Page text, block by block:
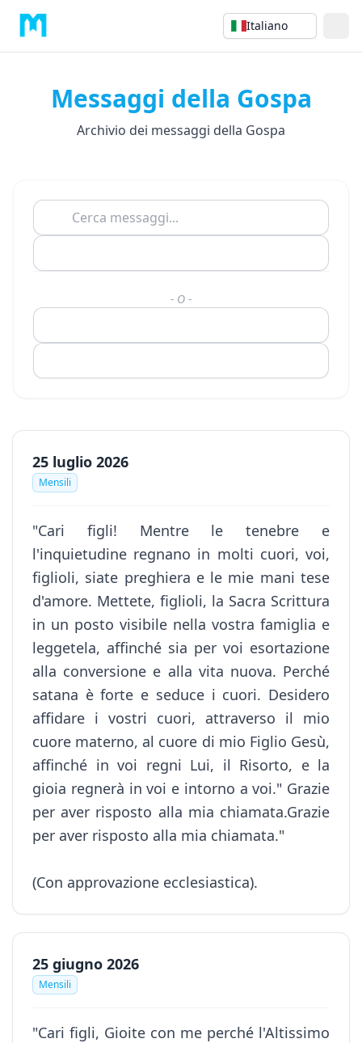
Italiano
Messaggi della Gospa
Archivio dei messaggi della Gospa
- O -
25 luglio 2026
Mensili
"Cari figli! Mentre le tenebre e
l'inquietudine regnano in molti cuori, voi,
figlioli, siate preghiera e le mie mani tese
d'amore. Mettete, figlioli, la Sacra Scrittura
in un posto visibile nella vostra famiglia e
leggetela, affinché sia per voi esortazione
alla conversione e alla vita nuova. Perché
satana è forte e seduce i cuori. Desidero
affidare i vostri cuori, attraverso il mio
cuore materno, al cuore di mio Figlio Gesù,
affinché in voi regni Lui, il Risorto, e la
gioia regnerà in voi e intorno a voi." Grazie
per aver risposto alla mia chiamata.Grazie
per aver risposto alla mia chiamata."
(Con approvazione ecclesiastica).
25 giugno 2026
Mensili
"Cari figli, Gioite con me perché l'Altissimo